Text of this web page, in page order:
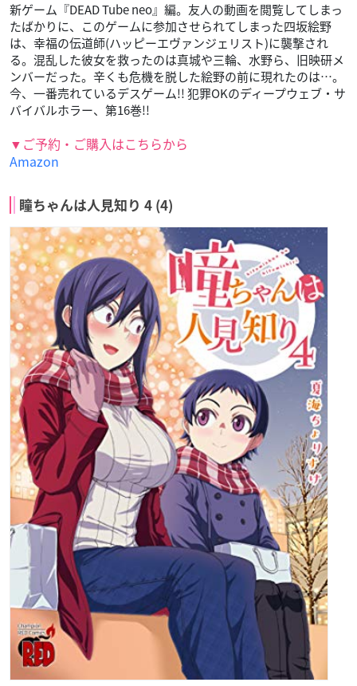
新ゲーム『DEAD Tube neo』編。友人の動画を閲覧してしまっ
たばかりに、このゲームに参加させられてしまった四坂絵野
は、幸福の伝道師(ハッピーエヴァンジェリスト)に襲撃され
る。混乱した彼女を救ったのは真城や三輪、水野ら、旧映研メ
ンバーだった。辛くも危機を脱した絵野の前に現れたのは…。
今、一番売れているデスゲーム!! 犯罪OKのディープウェブ・サ
バイバルホラー、第16巻!!
▼ご予約・ご購入はこちらから
Amazon
瞳ちゃんは人見知り 4 (4)